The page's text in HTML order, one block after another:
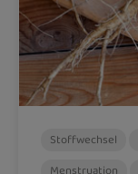
Stoffwechsel
Menstruation